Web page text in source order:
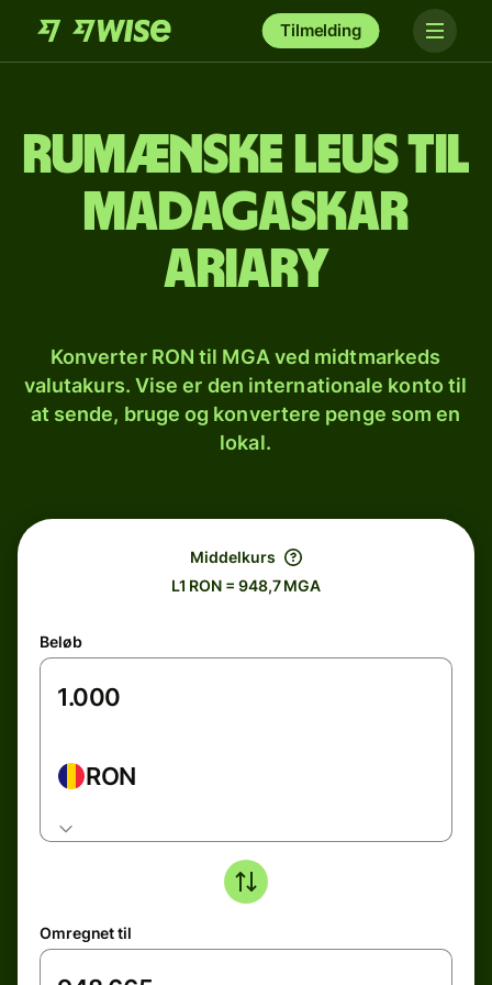
Tilmelding
Rumænske leus til
madagaskar
ariary
Konverter RON til MGA ved midtmarkeds
valutakurs. Vise er den internationale konto til
at sende, bruge og konvertere penge som en
lokal.
Middelkurs
L1 RON = 948,7 MGA
Beløb
RON
Omregnet til